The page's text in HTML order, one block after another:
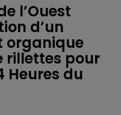
l’Ouest
d’un
organique
rillettes pour
Heures du